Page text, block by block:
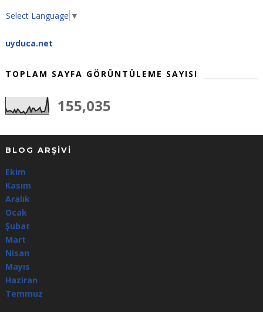
Select Language ▼
uyduca.net
TOPLAM SAYFA GÖRÜNTÜLEME SAYISI
155,035
BLOG ARŞIVI
Ekim
Kasım
Aralık(344)
Ocak(100)
Şubat
Mart
Nisan
Mayıs
Haziran
Temmuz